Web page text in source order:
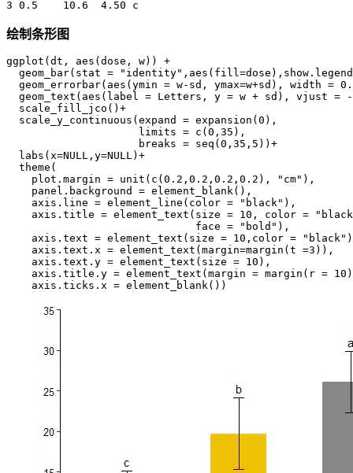
绘制条形图
ggplot(dt, aes(dose, w)) +
geom_bar(stat =
geom_errorbar(aes(ymin = w-sd, ymax=w+sd), width =
geom_text(aes(label = Letters, y = w + sd), vjust =
  scale_fill_jco()+
  scale_y_continuous(expand = expansion(0),
                     limits = c(0,35),
                     breaks = seq(0,35,5))+
  labs(x=NULL,y=NULL)+
  theme(
    plot.margin = unit(c(0.2,0.2,0.2,0.2), "cm"),
    panel.background = element_blank(),
    axis.line = element_line(color = "black"),
axis.title = element_text(size = 10, color =
                              face = "bold"),
axis.text = element_text(size = 10,color =
    axis.text.x = element_text(margin=margin(t =3)),
    axis.text.y = element_text(size = 10),
axis.title.y = element_text(margin = margin(r =